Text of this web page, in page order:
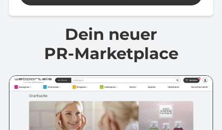
Dein neuer
PR-Marketplace